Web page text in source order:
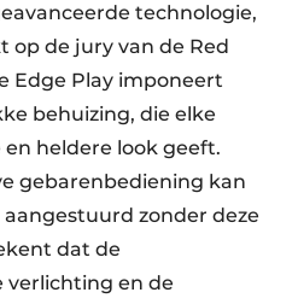
technologie,
de jury van de Red
Edge Play imponeert
behuizing, die elke
heldere look geeft.
gebarenbediening kan
zonder deze
dat de
verlichting en de